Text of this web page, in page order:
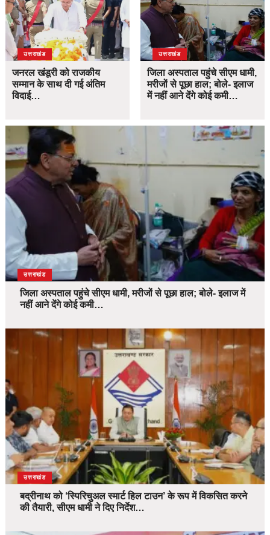
उत्तराखंड
जनरल खंडूरी को राजकीय
सम्मान के साथ दी गई अंतिम
विदाई…
उत्तराखंड
जिला अस्पताल पहुंचे सीएम धामी,
मरीजों से पूछा हाल; बोले- इलाज
में नहीं आने देंगे कोई कमी…
उत्तराखंड
जिला अस्पताल पहुंचे सीएम धामी, मरीजों से पूछा हाल; बोले- इलाज में
नहीं आने देंगे कोई कमी…
उत्तराखंड
बद्रीनाथ को ‘स्पिरिचुअल स्मार्ट हिल टाउन’ के रूप में विकसित करने
की तैयारी, सीएम धामी ने दिए निर्देश…